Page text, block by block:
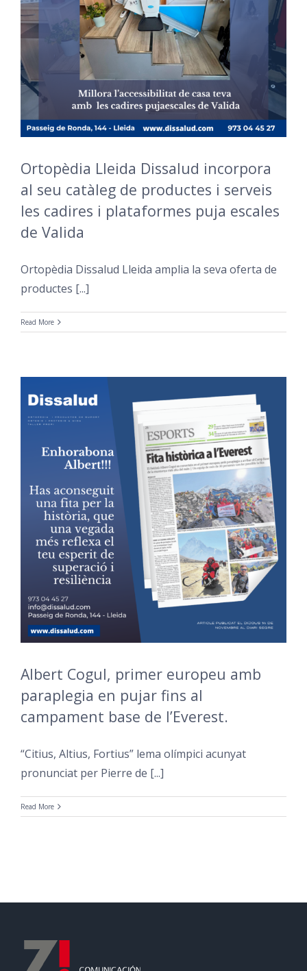
Ortopèdia Lleida Dissalud incorpora
al seu catàleg de productes i serveis
les cadires i plataformes puja escales
de Valida
Ortopèdia Dissalud Lleida amplia la seva oferta de
productes [...]
Read More
Albert Cogul, primer europeu amb
paraplegia en pujar fins al
campament base de l’Everest.
“Citius, Altius, Fortius” lema olímpici acunyat
pronunciat per Pierre de [...]
Read More